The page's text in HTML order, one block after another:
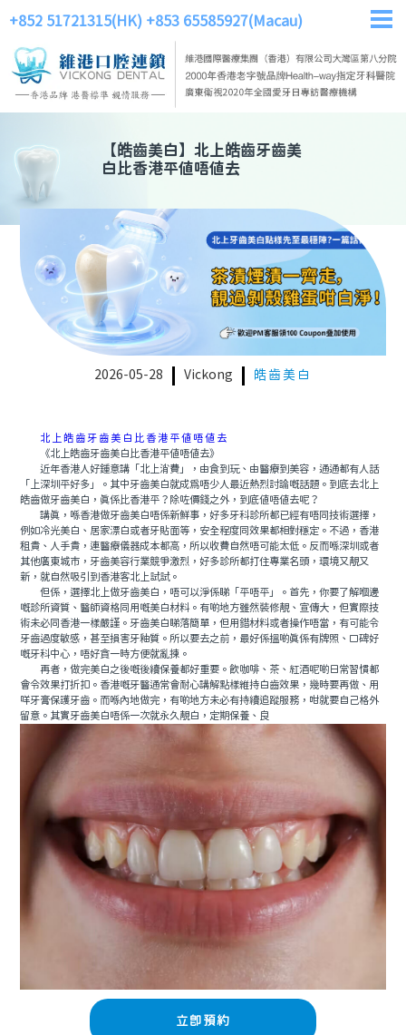
+852 51721315(HK) +853 65585927(Macau)
【皓齒美白】 北上皓齒牙齒美
白比香港平值唔值去
2026-05-28 Vickong 皓齒美白
北上皓齒牙齒美白比香港平值唔值去
《北上皓齒牙齒美白比香港平值唔值去》
近年香港人好鍾意講「北上消費」，由食到玩、由醫療到美容，通通都有人話
「上深圳平好多」。其中牙齒美白就成為唔少人最近熱烈討論嘅話題。到底去北上
皓齒做牙齒美白，真係比香港平？除咗價錢之外，到底值唔值去呢？
講真，喺香港做牙齒美白唔係新鮮事，好多牙科診所都已經有唔同技術選擇，
例如冷光美白、居家漂白或者牙貼面等，安全程度同效果都相對穩定。不過，香港
租貴、人手貴，連醫療儀器成本都高，所以收費自然唔可能太低。反而喺深圳或者
其他廣東城市，牙齒美容行業競爭激烈，好多診所都打住專業名頭，環境又靚又
新，就自然吸引到香港客北上試試。
但係，選擇北上做牙齒美白，唔可以淨係睇「平唔平」。首先，你要了解嗰邊
嘅診所資質、醫師資格同用嘅美白材料。有啲地方雖然裝修靚、宣傳大，但實際技
術未必同香港一樣嚴謹。牙齒美白睇落簡單，但用錯材料或者操作唔當，有可能令
牙齒過度敏感，甚至損害牙釉質。所以要去之前，最好係搵啲真係有牌照、口碑好
嘅牙科中心，唔好貪一時方便就亂揀。
再者，做完美白之後嘅後續保養都好重要。飲咖啡、茶、紅酒呢啲日常習慣都
會令效果打折扣。香港嘅牙醫通常會耐心講解點樣維持白齒效果，幾時要再做、用
咩牙膏保護牙齒。而喺內地做完，有啲地方未必有持續追蹤服務，咁就要自己格外
留意。其實牙齒美白唔係一次就永久靚白，定期保養、良
立即預約